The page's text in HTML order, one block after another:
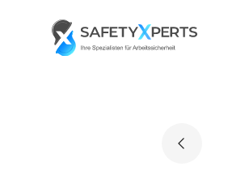
Go to landing page.